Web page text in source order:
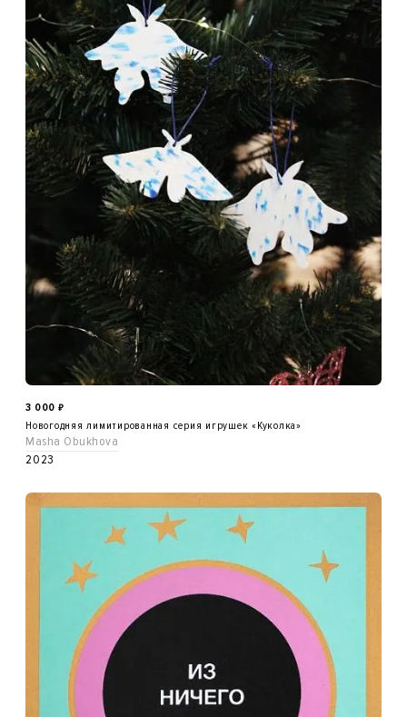
3 000 ₽
Новогодняя лимитированная серия игрушек «Куколка»
Masha Obukhova
2023